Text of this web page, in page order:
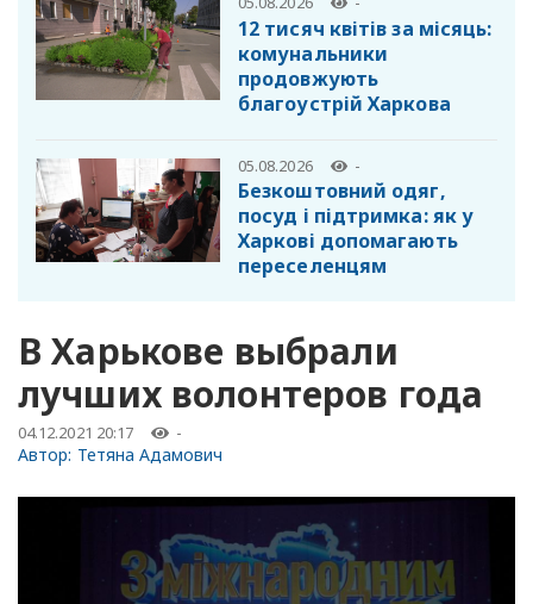
12 тисяч квітів за місяць:
комунальники
продовжують
благоустрій Харкова
05.08.2026 -
Безкоштовний одяг,
посуд і підтримка: як у
Харкові допомагають
переселенцям
В Харькове выбрали
лучших волонтеров года
04.12.2021 20:17 -
Автор: Тетяна Адамович